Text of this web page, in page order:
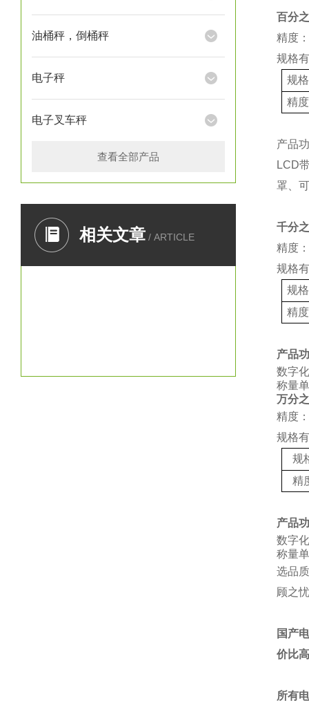
油桶秤，倒桶秤
电子秤
电子叉车秤
查看全部产品
相关文章 / ARTICLE
百分
精度
规格
规格
精度
产品
LCD
罩、
千分
精度
规格
规格
精度
产品
数字
称量
万分
精度
规格
规
精
产品
数字
称量
选品
顾之
国产
价比
所有